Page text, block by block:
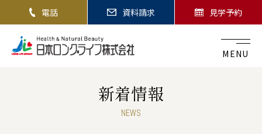
電話 資料請求 見学予約
MENU
新着情報
NEWS